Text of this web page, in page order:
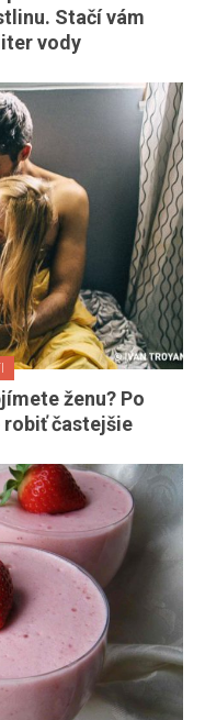
Stačí vám
vody
ženu? Po
častejšie